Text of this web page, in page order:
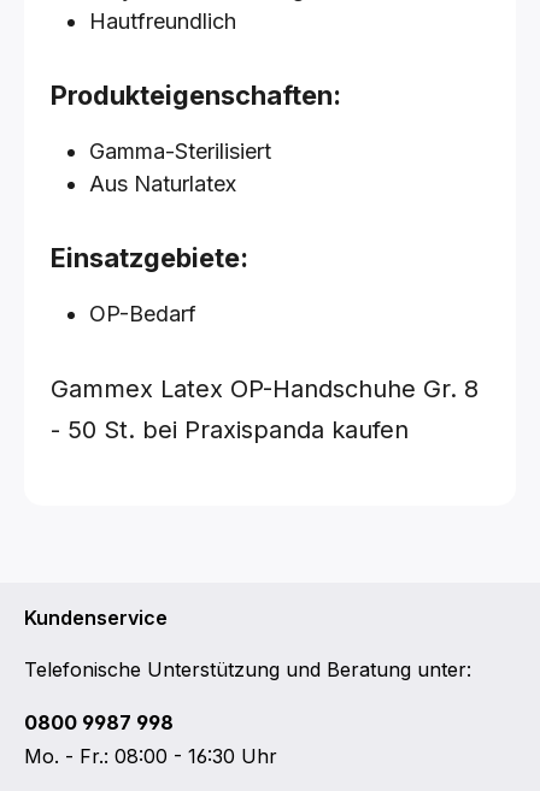
Hautfreundlich
Produkteigenschaften:
Gamma-Sterilisiert
Aus Naturlatex
Einsatzgebiete:
OP-Bedarf
Gammex Latex OP-Handschuhe Gr. 8
- 50 St. bei Praxispanda kaufen
Kundenservice
Telefonische Unterstützung und Beratung unter:
0800 9987 998
Mo. - Fr.: 08:00 - 16:30 Uhr